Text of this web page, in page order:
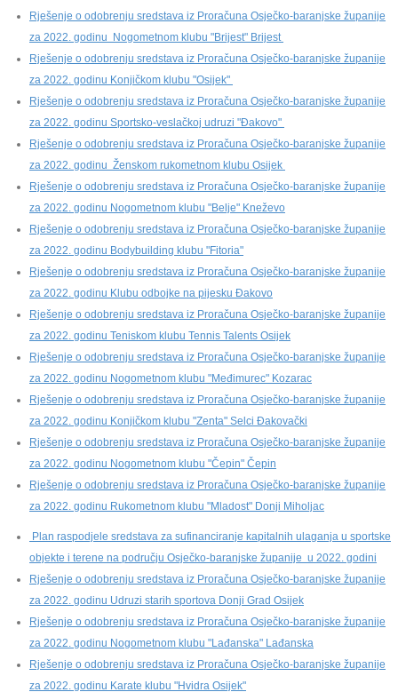
Rješenje o odobrenju sredstava iz Proračuna Osječko-baranjske županije
za 2022. godinu Nogometnom klubu "Brijest" Brijest
Rješenje o odobrenju sredstava iz Proračuna Osječko-baranjske županije
za 2022. godinu Konjičkom klubu "Osijek"
Rješenje o odobrenju sredstava iz Proračuna Osječko-baranjske županije
za 2022. godinu Sportsko-veslačkoj udruzi "Đakovo"
Rješenje o odobrenju sredstava iz Proračuna Osječko-baranjske županije
za 2022. godinu Ženskom rukometnom klubu Osijek
Rješenje o odobrenju sredstava iz Proračuna Osječko-baranjske županije
za 2022. godinu Nogometnom klubu "Belje" Kneževo
Rješenje o odobrenju sredstava iz Proračuna Osječko-baranjske županije
za 2022. godinu Bodybuilding klubu "Fitoria"
Rješenje o odobrenju sredstava iz Proračuna Osječko-baranjske županije
za 2022. godinu Klubu odbojke na pijesku Đakovo
Rješenje o odobrenju sredstava iz Proračuna Osječko-baranjske županije
za 2022. godinu Teniskom klubu Tennis Talents Osijek
Rješenje o odobrenju sredstava iz Proračuna Osječko-baranjske županije
za 2022. godinu Nogometnom klubu "Međimurec" Kozarac
Rješenje o odobrenju sredstava iz Proračuna Osječko-baranjske županije
za 2022. godinu Konjičkom klubu "Zenta" Selci Đakovački
Rješenje o odobrenju sredstava iz Proračuna Osječko-baranjske županije
za 2022. godinu Nogometnom klubu "Čepin" Čepin
Rješenje o odobrenju sredstava iz Proračuna Osječko-baranjske županije
za 2022. godinu Rukometnom klubu "Mladost" Donji Miholjac
Plan raspodjele sredstava za sufinanciranje kapitalnih ulaganja u sportske
objekte i terene na području Osječko-baranjske županije u 2022. godini
Rješenje o odobrenju sredstava iz Proračuna Osječko-baranjske županije
za 2022. godinu Udruzi starih sportova Donji Grad Osijek
Rješenje o odobrenju sredstava iz Proračuna Osječko-baranjske županije
za 2022. godinu Nogometnom klubu "Lađanska" Lađanska
Rješenje o odobrenju sredstava iz Proračuna Osječko-baranjske županije
za 2022. godinu Karate klubu "Hvidra Osijek"